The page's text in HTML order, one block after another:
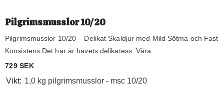
Pilgrimsmusslor 10/20
Pilgrimsmusslor 10/20 – Delikat Skaldjur med Mild Sötma och Fast
Konsistens Det här är havets delikatess. Våra...
Vikt: 1,0 kg pilgrimsmusslor - msc 10/20